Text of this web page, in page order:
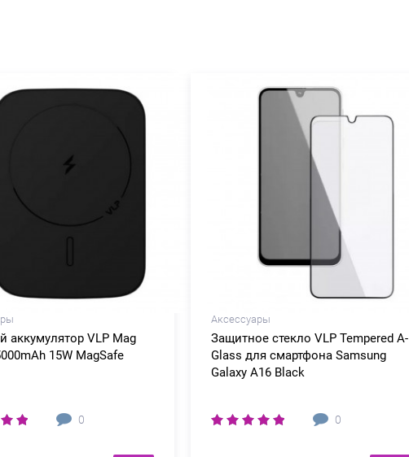
аккумулятор VLP Mag
15W MagSafe
0
Аксессуары
Защитное стекло VLP Tempered A-
Glass для смартфона Samsung
Galaxy A16 Black
0